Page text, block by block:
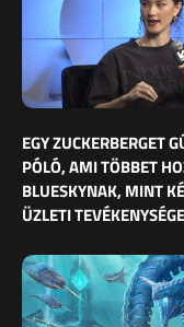
EGY ZUCKERBERGET
PÓLÓ, AMI TÖBBET
BLUESKYNAK, MINT
ÜZLETI TEVÉKENYSÉGE